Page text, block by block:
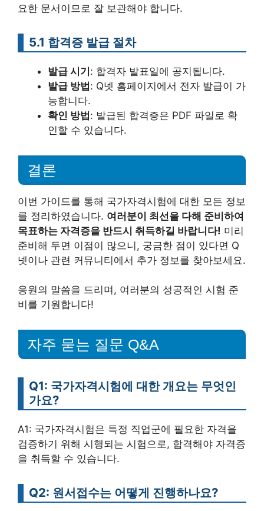
요한 문서이므로 잘 보관해야 합니다.
5.1 합격증 발급 절차
발급 시기: 합격자 발표일에 공지됩니다.
발급 방법: Q넷 홈페이지에서 전자 발급이 가
능합니다.
확인 방법: 발급된 합격증은 PDF 파일로 확
인할 수 있습니다.
결론
이번 가이드를 통해 국가자격시험에 대한 모든 정보
를 정리하였습니다. 여러분이 최선을 다해 준비하여
목표하는 자격증을 반드시 취득하길 바랍니다! 미리
준비해 두면 이점이 많으니, 궁금한 점이 있다면 Q
넷이나 관련 커뮤니티에서 추가 정보를 찾아보세요.
응원의 말씀을 드리며, 여러분의 성공적인 시험 준
비를 기원합니다!
자주 묻는 질문 Q&A
Q1: 국가자격시험에 대한 개요는 무엇인
가요?
A1: 국가자격시험은 특정 직업군에 필요한 자격을
검증하기 위해 시행되는 시험으로, 합격해야 자격증
을 취득할 수 있습니다.
Q2: 원서접수는 어떻게 진행하나요?